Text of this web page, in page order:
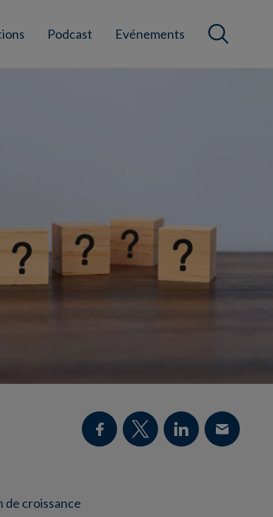
Podcast Evénements
de croissance